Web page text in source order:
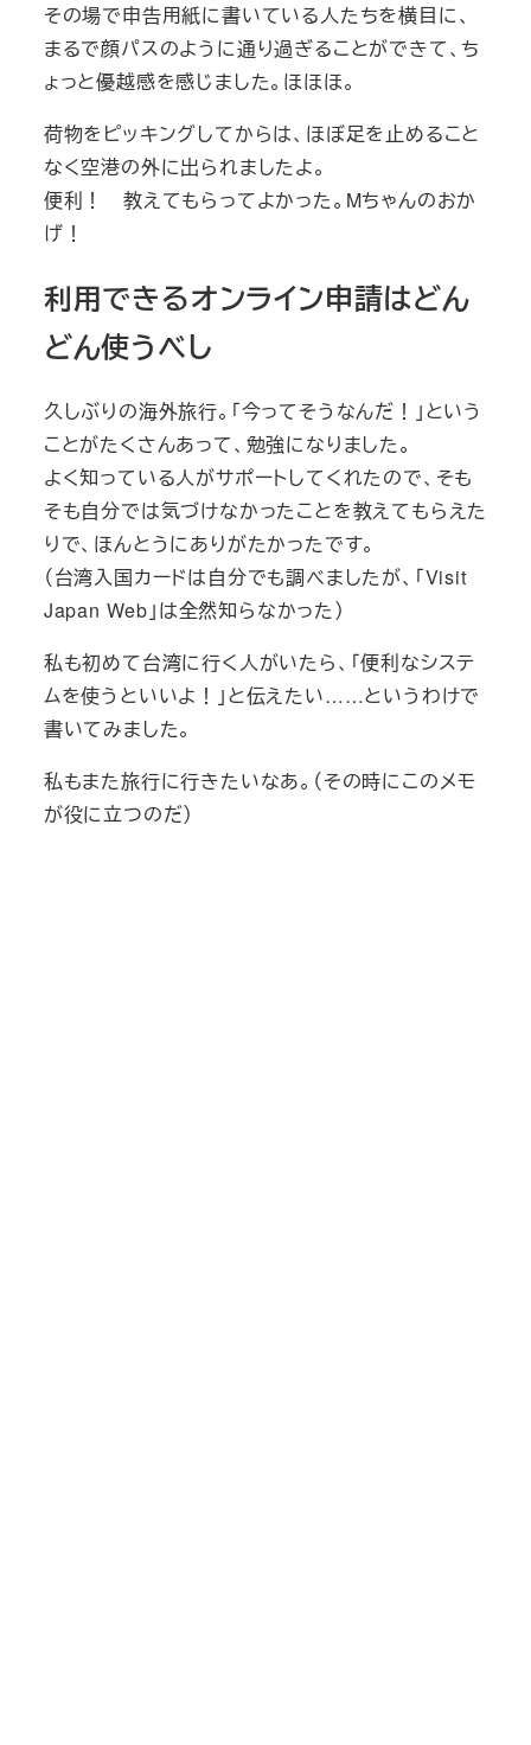
その場で申告用紙に書いている人たちを横目に、
まるで顔パスのように通り過ぎることができて、ち
ょっと優越感を感じました。ほほほ。
荷物をピッキングしてからは、ほぼ足を止めること
なく空港の外に出られましたよ。
便利！ 教えてもらってよかった。Mちゃんのおか
げ！
利用できるオンライン申請はどん
どん使うべし
久しぶりの海外旅行。「今ってそうなんだ！」という
ことがたくさんあって、勉強になりました。
よく知っている人がサポートしてくれたので、そも
そも自分では気づけなかったことを教えてもらえた
りで、ほんとうにありがたかったです。
（台湾入国カードは自分でも調べましたが、「Visit
Japan Web」は全然知らなかった）
私も初めて台湾に行く人がいたら、「便利なシステ
ムを使うといいよ！」と伝えたい……というわけで
書いてみました。
私もまた旅行に行きたいなあ。（その時にこのメモ
が役に立つのだ）